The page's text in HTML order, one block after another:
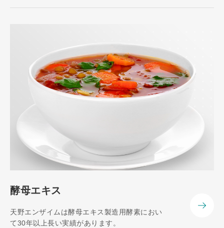
酵母エキス
天野エンザイムは酵母エキス製造用酵素におい
て30年以上長い実績があります。